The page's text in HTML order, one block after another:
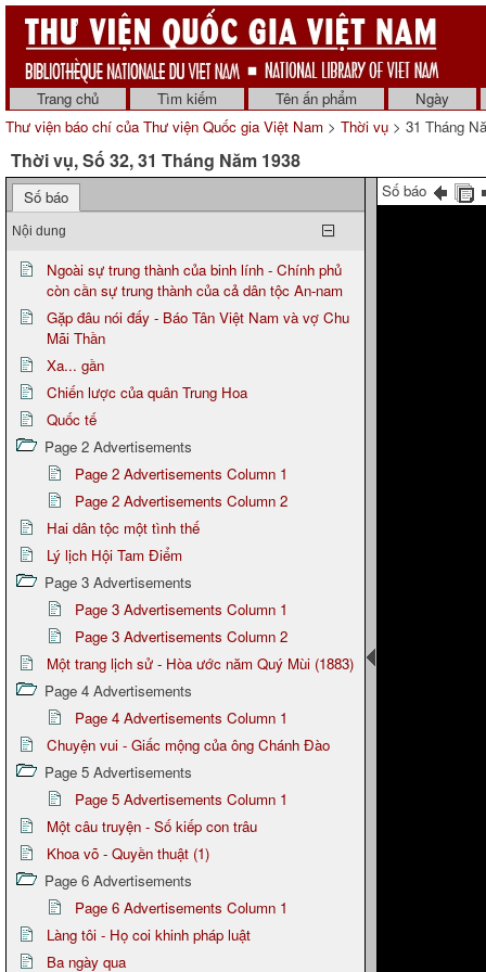
Trang chủ Tìm kiếm Tên ấn phẩm Ngày
Thư viện báo chí của Thư viện Quốc gia Việt Nam > Thời vụ > 31 Tháng
Thời vụ, Số 32, 31 Tháng Năm 1938
Số báo
Nội dung
Ngoài sự trung thành của binh lính - Chính phủ
còn cần sự trung thành của cả dân tộc An-nam
Gặp đâu nói đấy - Báo Tân Việt Nam và vợ Chu
Mãi Thần
Xa... gần
Chiến lược của quân Trung Hoa
Quốc tế
Page 2 Advertisements
Page 2 Advertisements Column 1
Page 2 Advertisements Column 2
Hai dân tộc một tình thế
Lý lịch Hội Tam Điểm
Page 3 Advertisements
Page 3 Advertisements Column 1
Page 3 Advertisements Column 2
Một trang lịch sử - Hòa ước năm Quý Mùi (1883)
Page 4 Advertisements
Page 4 Advertisements Column 1
Chuyện vui - Giấc mộng của ông Chánh Đào
Page 5 Advertisements
Page 5 Advertisements Column 1
Một câu truyện - Số kiếp con trâu
Khoa võ - Quyền thuật (1)
Page 6 Advertisements
Page 6 Advertisements Column 1
Làng tôi - Họ coi khinh pháp luật
Ba ngày qua
Số báo